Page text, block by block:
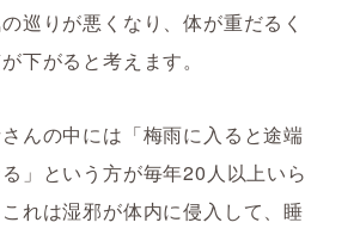
巡りが悪くなり、体が重だるく
下がると考えます。
んの中には「梅雨に入ると途端
」という方が毎年20人以上いら
れは湿邪が体内に侵入して、睡